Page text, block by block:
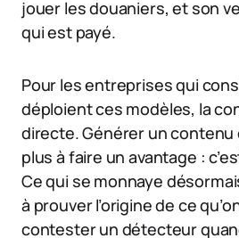
jouer les douaniers, et son
qui est payé.
Pour les entreprises qui
déploient ces modèles, la
directe. Générer un
plus à faire un avantage :
Ce qui se monnaye
à prouver l’origine de ce
contester un détecteur